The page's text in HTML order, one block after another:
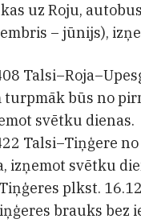
uz Roju,
– jūnijs),
turpmāk būs no
svētku dienas.
Talsi–Tiņģere
svētku
plkst.
brauks bez